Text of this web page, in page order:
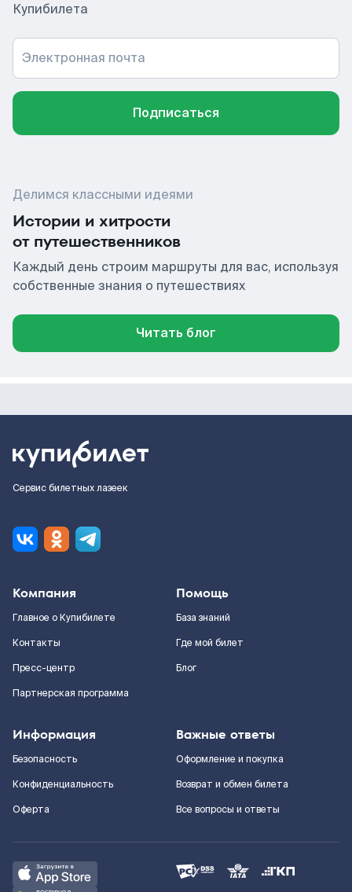
Купибилета
Электронная почта
Подписаться
Делимся классными идеями
Истории и хитрости
от путешественников
Каждый день строим маршруты для вас, используя
собственные знания о путешествиях
Читать блог
Сервис билетных лазеек
Компания
Главное о Купибилете
Контакты
Пресс-центр
Партнерская программа
Помощь
База знаний
Где мой билет
Блог
Информация
Безопасность
Конфиденциальность
Оферта
Важные ответы
Оформление и покупка
Возврат и обмен билета
Все вопросы и ответы